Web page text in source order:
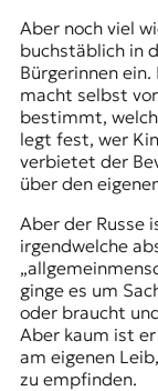
Aber noch viel
buchstäblich in
Bürgerinnen
macht selbst
bestimmt,
legt fest, wer
verbietet der
über den
Aber der Russe
irgendwelche
ginge es um
oder braucht
Aber kaum ist
am eigenen
zu empfinden.